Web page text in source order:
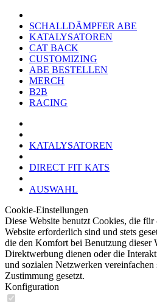
SCHALLDÄMPFER ABE
KATALYSATOREN
CAT BACK
CUSTOMIZING
ABE BESTELLEN
MERCH
B2B
RACING
KATALYSATOREN
DIRECT FIT KATS
AUSWAHL
Cookie-Einstellungen
Diese Website benutzt Cookies, die
Website erforderlich sind und stets
die den Komfort bei Benutzung dieser
Direktwerbung dienen oder die
und sozialen Netzwerken
Zustimmung gesetzt.
Konfiguration